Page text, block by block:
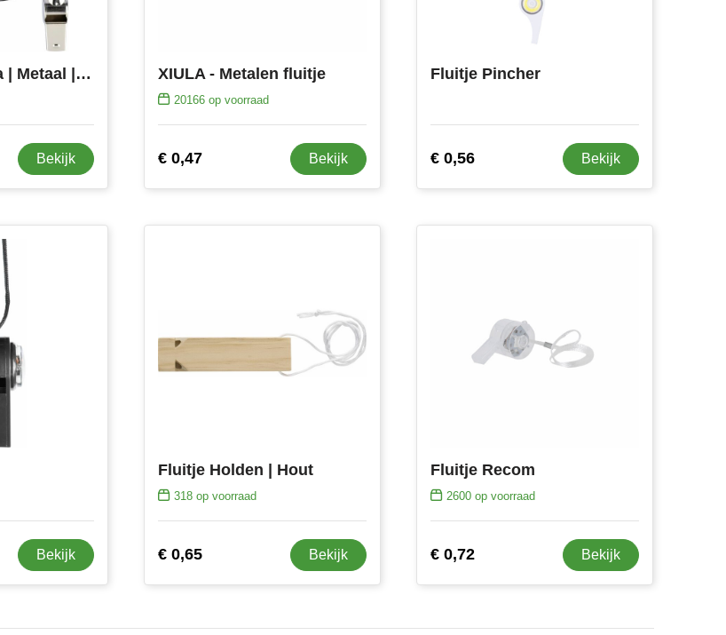
Fluitje Rebecca | Metaal | Polyesterkoord
Bekijk
XIULA - Metalen fluitje
20166 op voorraad
€ 0,47 Bekijk
Fluitje Pincher
€ 0,56 Bekijk
Bekijk
Fluitje Holden | Hout
318 op voorraad
€ 0,65 Bekijk
Fluitje Recom
2600 op voorraad
€ 0,72 Bekijk